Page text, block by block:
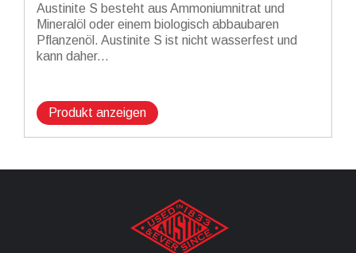
Austinite S besteht aus Ammoniumnitrat und
Mineralöl oder einem biologisch abbaubaren
Pflanzenöl. Austinite S ist nicht wasserfest und
kann daher...
Produkt anzeigen